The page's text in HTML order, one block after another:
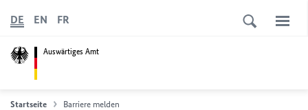
Auswärtiges Amt
DE EN FR
Startseite Barriere melden